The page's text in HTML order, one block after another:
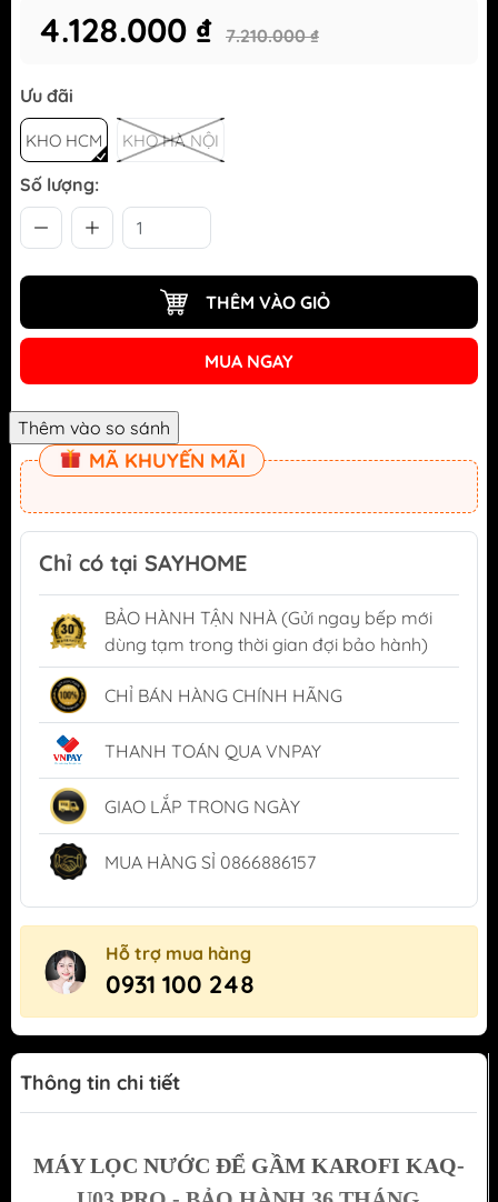
4.128.000 ₫ 7.210.000 ₫
Ưu đãi
KHO HCM KHO HÀ NỘI
Số lượng:
THÊM VÀO GIỎ
MUA NGAY
MÃ KHUYẾN MÃI
Chỉ có tại SAYHOME
BẢO HÀNH TẬN NHÀ (Gửi ngay bếp mới
dùng tạm trong thời gian đợi bảo hành)
CHỈ BÁN HÀNG CHÍNH HÃNG
THANH TOÁN QUA VNPAY
GIAO LẮP TRONG NGÀY
MUA HÀNG SỈ 0866886157
Hỗ trợ mua hàng
0931 100 248
Thông tin chi tiết
MÁY LỌC NƯỚC ĐỂ GẦM KAROFI KAQ-